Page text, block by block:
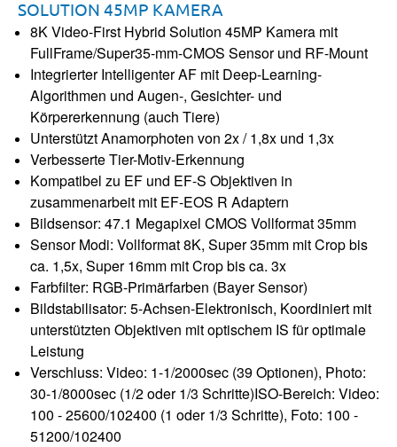
SOLUTION 45MP KAMERA
8K Video-First Hybrid Solution 45MP Kamera mit
FullFrame/Super35-mm-CMOS Sensor und RF-Mount
Integrierter Intelligenter AF mit Deep-Learning-
Algorithmen und Augen-, Gesichter- und
Körpererkennung (auch Tiere)
Unterstützt Anamorphoten von 2x / 1,8x und 1,3x
Verbesserte Tier-Motiv-Erkennung
Kompatibel zu EF und EF-S Objektiven in
zusammenarbeit mit EF-EOS R Adaptern
Bildsensor: 47.1 Megapixel CMOS Vollformat 35mm
Sensor Modi: Vollformat 8K, Super 35mm mit Crop bis
ca. 1,5x, Super 16mm mit Crop bis ca. 3x
Farbfilter: RGB-Primärfarben (Bayer Sensor)
Bildstabilisator: 5-Achsen-Elektronisch, Koordiniert mit
unterstützten Objektiven mit optischem IS für optimale
Leistung
Verschluss: Video: 1-1/2000sec (39 Optionen), Photo:
30-1/8000sec (1/2 oder 1/3 Schritte)ISO-Bereich: Video:
100 - 25600/102400 (1 oder 1/3 Schritte), Foto: 100 -
51200/102400